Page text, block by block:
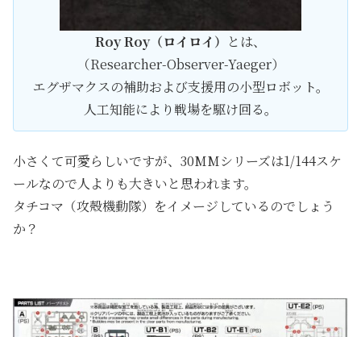
Roy Roy（ロイロイ） とは、
（Researcher-Observer-Yaeger）
エグザマクスの補助および支援用の小型ロボット。
人工知能により戦場を駆け回る。
小さくて可愛らしいですが、30MMシリーズは1/144スケ
ールなので人よりも大きいと思われます。
タチコマ（攻殻機動隊）をイメージしているのでしょう
か？